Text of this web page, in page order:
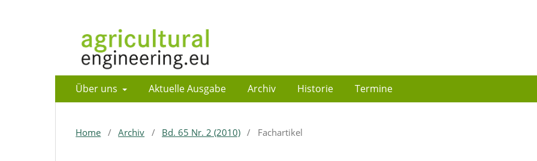
Über uns Aktuelle Ausgabe Archiv Historie Termine
Home / Archiv / Bd. 65 Nr. 2 (2010) / Fachartikel